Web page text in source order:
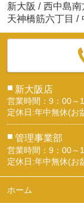
新大阪 / 西中島南
天神橋筋六丁目 /
■ 新大阪店
営業時間：9：00～
定休日:年中無休(お
■ 管理事業部
営業時間：9：00～
定休日:年中無休(お
ホーム